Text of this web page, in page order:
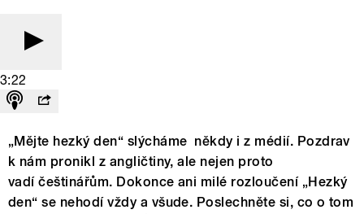
3:22
„Mějte hezký den“ slýcháme někdy i z médií. Pozdrav
k nám pronikl z angličtiny, ale nejen proto
vadí češtinářům. Dokonce ani milé rozloučení „Hezký
den“ se nehodí vždy a všude. Poslechněte si, co o tom